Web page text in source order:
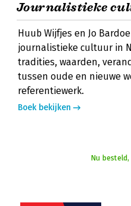
Journalistieke
Huub Wijfjes en Jo
journalistieke cultuur in
tradities, waarden,
tussen oude en nieuwe
referentiewerk.
Boek bekijken
Nu